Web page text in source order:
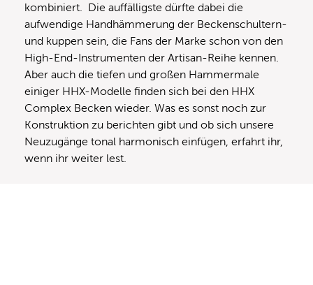
kombiniert. Die auffälligste dürfte dabei die
aufwendige Handhämmerung der Beckenschultern-
und kuppen sein, die Fans der Marke schon von den
High-End-Instrumenten der Artisan-Reihe kennen.
Aber auch die tiefen und großen Hammermale
einiger HHX-Modelle finden sich bei den HHX
Complex Becken wieder. Was es sonst noch zur
Konstruktion zu berichten gibt und ob sich unsere
Neuzugänge tonal harmonisch einfügen, erfahrt ihr,
wenn ihr weiter lest.